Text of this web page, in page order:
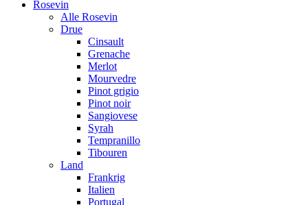
Rosevin
Alle Rosevin
Drue
Cinsault
Grenache
Merlot
Mourvedre
Pinot grigio
Pinot noir
Sangiovese
Syrah
Tempranillo
Tibouren
Land
Frankrig
Italien
Portugal